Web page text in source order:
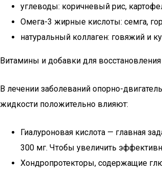
углеводы: коричневый рис,
Омега-3 жирные кислоты: семга,
натуральный коллаген: говяжий и
Витамины и добавки для
В лечении заболеваний опорно-
жидкости положительно влияют:
Гиалуроновая кислота — главная
300 мг. Чтобы увеличить
Хондропротекторы, содержащие